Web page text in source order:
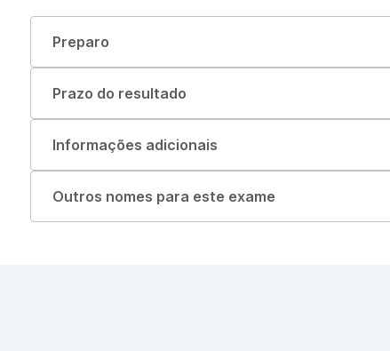
Preparo
Prazo do resultado
Informações adicionais
Outros nomes para este exame